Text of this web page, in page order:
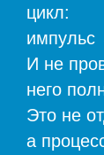
цикл:
И не
него
Это не
а